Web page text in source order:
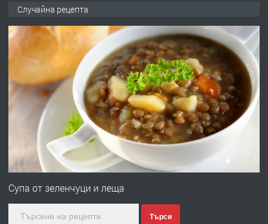
преди 1 година
ПРЕДЛАГА Работа за общи работници
преди 1 година
ПРЕДЛАГА
Първи поход "По стъпките на Ангел
Случайна рецепта
Супа от зеленчуци и леща
Търси